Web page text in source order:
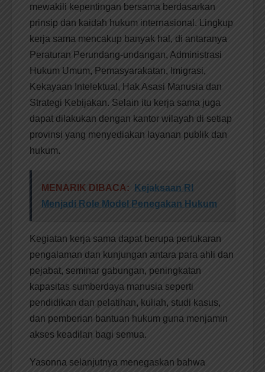
mewakili kepentingan bersama berdasarkan
prinsip dan kaidah hukum internasional. Lingkup
kerja sama mencakup banyak hal, di antaranya
Peraturan Perundang-undangan, Administrasi
Hukum Umum, Pemasyarakatan, Imigrasi,
Kekayaan Intelektual, Hak Asasi Manusia dan
Strategi Kebijakan. Selain itu kerja sama juga
dapat dilakukan dengan kantor wilayah di setiap
provinsi yang menyediakan layanan publik dan
hukum.
MENARIK DIBACA:
Kejaksaan RI
Menjadi Role Model Penegakan Hukum
Kegiatan kerja sama dapat berupa pertukaran
pengalaman dan kunjungan antara para ahli dan
pejabat, seminar gabungan, peningkatan
kapasitas sumberdaya manusia seperti
pendidikan dan pelatihan, kuliah, studi kasus,
dan pemberian bantuan hukum guna menjamin
akses keadilan bagi semua.
Yasonna selanjutnya menegaskan bahwa